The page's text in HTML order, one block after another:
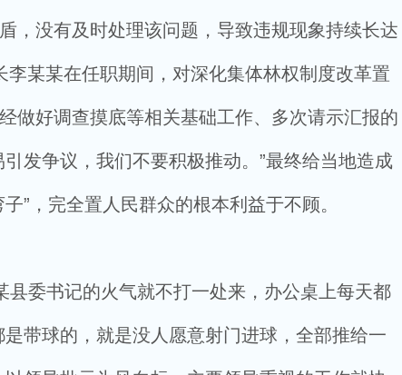
，没有及时处理该问题，导致违规现象持续长达
某某在任职期间，对深化集体林权制度改革置
做好调查摸底等相关基础工作、多次请示汇报的
发争议，我们不要积极推动。”最终给当地造成
”，完全置人民群众的根本利益于不顾。
委书记的火气就不打一处来，办公桌上每天都
带球的，就是没人愿意射门进球，全部推给一